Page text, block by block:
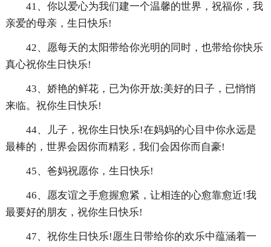
41、你以爱心为我们建一个温馨的世界，祝福你，我
亲爱的母亲，生日快乐!
42、愿每天的太阳带给你光明的同时，也带给你快乐
真心祝你生日快乐!
43、娇艳的鲜花，已为你开放;美好的日子，已悄悄
来临。祝你生日快乐!
44、儿子，祝你生日快乐!在妈妈的心目中你永远是
最棒的，世界会因你而精彩，我们会因你而自豪!
45、爸妈祝愿你，生日快乐!
46、愿友谊之手愈握愈紧，让相连的心愈靠愈近!我
最要好的朋友，祝你生日快乐!
47、祝你生日快乐!愿生日带给你的欢乐中蕴涵着一